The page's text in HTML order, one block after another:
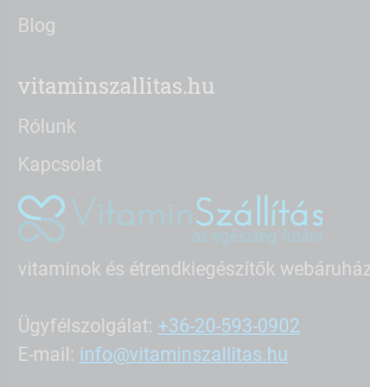
Blog
vitaminszallitas.hu
Rólunk
Kapcsolat
vitaminok és étrendkiegészítők
Ügyfélszolgálat: +36-20-593-0902
E-mail: info@vitaminszallitas.hu